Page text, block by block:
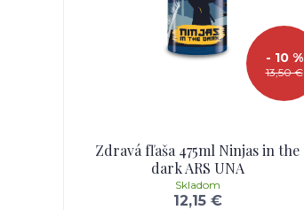
13,50 €
- 10 %
Zdravá fľaša 475ml Ninjas in the
dark ARS UNA
12,15 €
Skladom